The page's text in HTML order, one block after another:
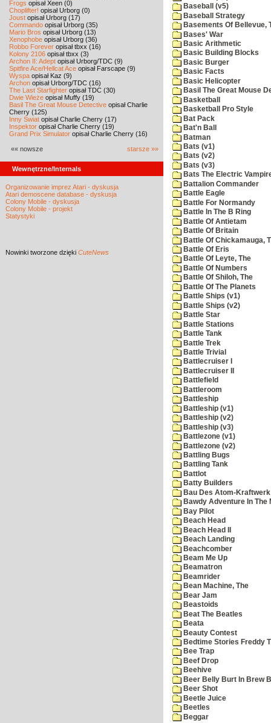
Frogs opisał Xeen (0)
Choplifter! opisał Urborg (0)
Joust opisał Urborg (17)
Commando opisał Urborg (35)
Mario Bros opisał Urborg (13)
Xenophobe opisał Urborg (36)
Robbo Forever opisał tbxx (16)
Kolony 2106 opisał tbxx (3)
Archon II: Adept opisał Urborg/TDC (9)
Spitfire Ace/Hellcat Ace opisał Farscape (9)
Wyspa opisał Kaz (9)
Archon opisał Urborg/TDC (16)
The Last Starfighter opisał TDC (30)
Dwie Wieże opisał Muffy (19)
Basil The Great Mouse Detective opisał Charlie
Cherry (125)
Inny Świat opisał Charlie Cherry (17)
Inspektor opisał Charlie Cherry (19)
Grand Prix Simulator opisał Charlie Cherry (16)
«« nowsze starsze »»
Wewnętrzne/Internals
Organizowanie imprez Atari - dyskusja
Atari demoscene database - dyskusja
Colony Mobile - dyskusja
Colony Mobile - projekt
Statystyki
Nowinki tworzone dzięki CuteNews
Baseball (v5)
Baseball Strategy
Basements Of Bellevue,
Bases' War
Basic Arithmetic
Basic Building Blocks
Basic Burger
Basic Facts
Basic Helicopter
Basil The Great Mouse
Basketball
Basketball Pro Style
Bat Pack
Bat'n Ball
Batman
Bats (v1)
Bats (v2)
Bats (v3)
Bats The Electric
Battalion Commander
Battle Eagle
Battle For Normandy
Battle In The B Ring
Battle Of Antietam
Battle Of Britain
Battle Of Chickamauga,
Battle Of Eris
Battle Of Leyte, The
Battle Of Numbers
Battle Of Shiloh, The
Battle Of The Planets
Battle Ships (v1)
Battle Ships (v2)
Battle Star
Battle Stations
Battle Tank
Battle Trek
Battle Trivial
Battlecruiser I
Battlecruiser II
Battlefield
Battleroom
Battleship
Battleship (v1)
Battleship (v2)
Battleship (v3)
Battlezone (v1)
Battlezone (v2)
Battling Bugs
Battling Tank
Battlot
Batty Builders
Bau Des Atom-Kraftwerk
Bawdy Adventure In The
Bay Pilot
Beach Head
Beach Head II
Beach Landing
Beachcomber
Beam Me Up
Beamatron
Beamrider
Bean Machine, The
Bear Jam
Beastoids
Beat The Beatles
Beata
Beauty Contest
Bedtime Stories Freddy
Bee Trap
Beef Drop
Beehive
Beer Belly Burt In Brew
Beer Shot
Beetle Juice
Beetles
Beggar